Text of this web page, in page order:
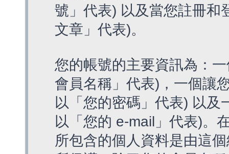
號」代表) 以及當您註冊和
文章」代表)。
您的帳號的主要資訊為：
會員名稱」代表)，一個讓
以「您的密碼」代表) 以及
以「您的 e-mail」代表)。
所包含的個人資料是由這